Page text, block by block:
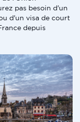
pas besoin d'un
d'un visa de court
depuis